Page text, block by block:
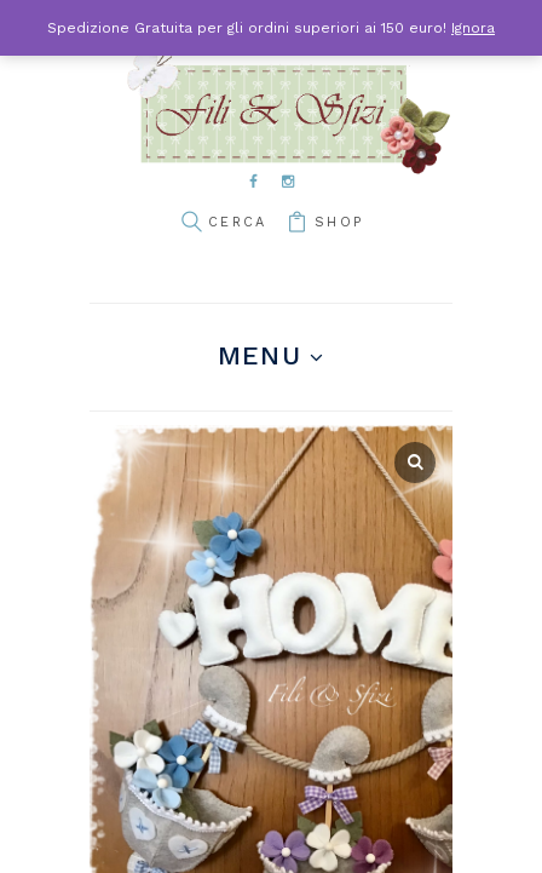
SHOP
MENU
Spedizione Gratuita per gli ordini superiori ai 150 euro! Ignora